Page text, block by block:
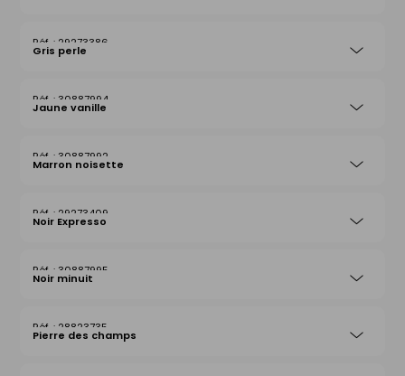
29273386
Gris perle
30887994
Jaune vanille
30887992
Marron noisette
29273409
Noir Expresso
30887995
Noir minuit
28823735
Pierre des champs